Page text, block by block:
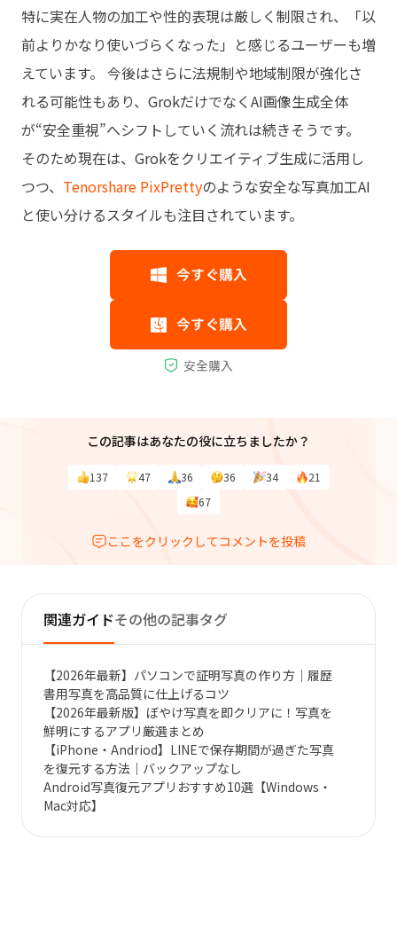
特に実在人物の加工や性的表現は厳しく制限され、「以
前よりかなり使いづらくなった」と感じるユーザーも増
えています。 今後はさらに法規制や地域制限が強化さ
れる可能性もあり、GrokだけでなくAI画像生成全体
が“安全重視”へシフトしていく流れは続きそうです。
そのため現在は、Grokをクリエイティブ生成に活用し
つつ、 Tenorshare PixPrettyのような安全な写真加工AI
と使い分けるスタイルも注目されています。
この記事はあなたの役に立ちましたか？
137 47 36 36 34
21
67
ここをクリックしてコメントを投稿
関連ガイドその他の記事タグ
【2026年最新】パソコンで証明写真の作り方｜履歴
書用写真を高品質に仕上げるコツ
【2026年最新版】ぼやけ写真を即クリアに！写真を
鮮明にするアプリ厳選まとめ
【iPhone・Andriod】LINEで保存期間が過ぎた写真
を復元する方法｜バックアップなし
Android写真復元アプリおすすめ10選【Windows・
Mac対応】